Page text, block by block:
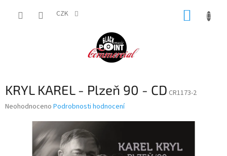
CZK
KRYL KAREL - Plzeň ´90 - CD CR1173-2
Průměrné
Neohodnoceno Podrobnosti hodnocení